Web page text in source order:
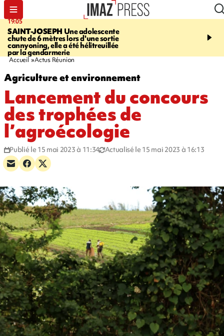
19:05
SAINT-JOSEPH Une adolescente
chute de 6 mètres lors d'une sortie
cannyoning, elle a été hélitreuillée
par la gendarmerie
20:44
rouée de coups,
Accueil Actus Réunion
Agriculture et environnement
Lancement du concours
des trophées de
l’agroécologie
Publié le 15 mai 2023 à 11:34 Actualisé le 15 mai 2023 à 16:13